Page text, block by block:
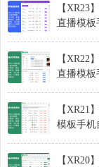
【XR23
直播模板
【XR22
直播模板
【XR21
模板手机
【XR20